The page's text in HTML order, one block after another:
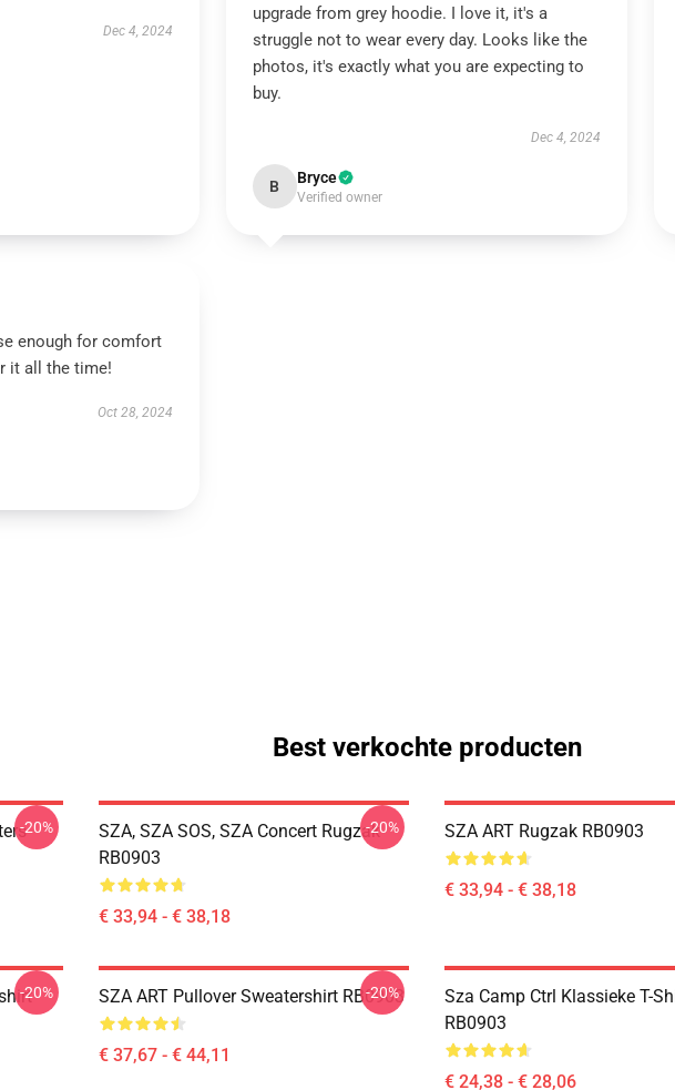
Dec 4, 2024
upgrade from grey hoodie. I love it, it's a
struggle not to wear every day. Looks like the
photos, it's exactly what you are expecting to
buy.
Dec 4, 2024
B Bryce
Verified owner
enough for comfort
it all the time!
Oct 28, 2024
Best verkochte producten
-20%
SZA, SZA SOS, SZA Concert Rugzak
RB0903
€ 33,94 - € 38,18
-20% SZA ART Rugzak RB0903
€ 33,94 - € 38,18
-20% SZA ART Pullover Sweatershirt RB0903
€ 37,67 - € 44,11
-20%
Sza Camp Ctrl Klassieke T-
RB0903
€ 24,38 - € 28,06